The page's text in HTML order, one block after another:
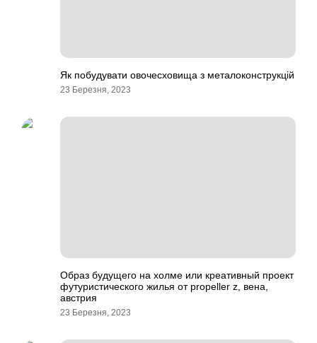
Як побудувати овочесховища з металоконструкцій
23 Березня, 2023
Образ будущего на холме или креативный проект
футуристического жилья от propeller z, вена,
австрия
23 Березня, 2023